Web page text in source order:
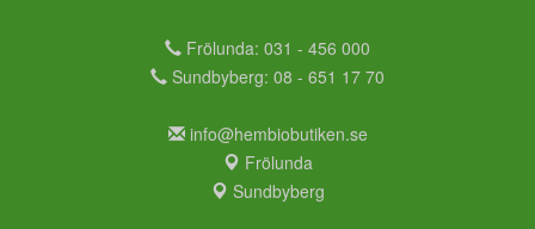
Frölunda: 031 - 456 000
Sundbyberg: 08 - 651 17 70
info@hembiobutiken.se
Frölunda
Sundbyberg